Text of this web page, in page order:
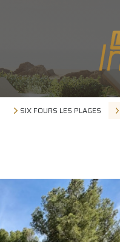
SIX FOURS LES PLAGES